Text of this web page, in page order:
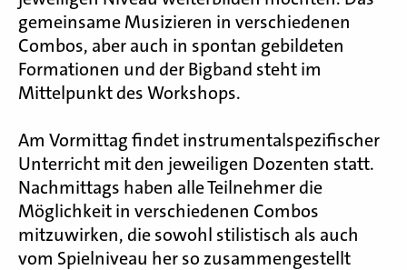
gemeinsame Musizieren in verschiedenen
Combos, aber auch in spontan gebildeten
Formationen und der Bigband steht im
Mittelpunkt des Workshops.
Am Vormittag findet instrumentalspezifischer
Unterricht mit den jeweiligen Dozenten statt.
Nachmittags haben alle Teilnehmer die
Möglichkeit in verschiedenen Combos
mitzuwirken, die sowohl stilistisch als auch
vom Spielniveau her so zusammengestellt